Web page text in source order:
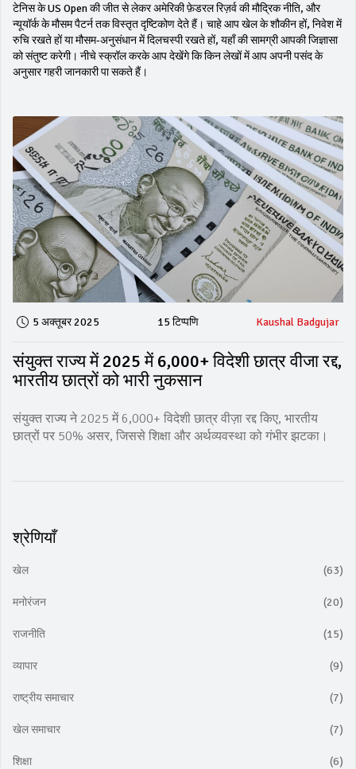
टेनिस के US Open की जीत से लेकर अमेरिकी फ़ेडरल रिज़र्व की मौद्रिक नीति, और
न्यूयॉर्क के मौसम पैटर्न तक विस्तृत दृष्टिकोण देते हैं। चाहे आप खेल के शौकीन हों, निवेश में
रुचि रखते हों या मौसम‑अनुसंधान में दिलचस्पी रखते हों, यहाँ की सामग्री आपकी जिज्ञासा
को संतुष्ट करेगी। नीचे स्क्रॉल करके आप देखेंगे कि किन लेखों में आप अपनी पसंद के
अनुसार गहरी जानकारी पा सकते हैं।
5 अक्तूबर 2025 15 टिप्पणि Kaushal Badgujar
संयुक्त राज्य में 2025 में 6,000+ विदेशी छात्र वीजा रद्द,
भारतीय छात्रों को भारी नुकसान
संयुक्त राज्य ने 2025 में 6,000+ विदेशी छात्र वीज़ा रद्द किए, भारतीय
छात्रों पर 50% असर, जिससे शिक्षा और अर्थव्यवस्था को गंभीर झटका।
श्रेणियाँ
खेल (63)
मनोरंजन (20)
राजनीति (15)
व्यापार (9)
राष्ट्रीय समाचार (7)
खेल समाचार (7)
शिक्षा (6)